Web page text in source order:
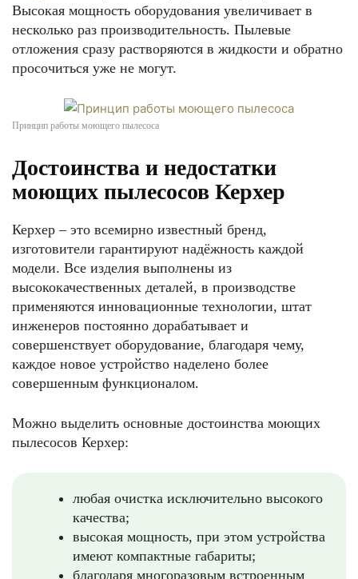
Высокая мощность оборудования увеличивает в
несколько раз производительность. Пылевые
отложения сразу растворяются в жидкости и обратно
просочиться уже не могут.
Принцип работы моющего пылесоса
Достоинства и недостатки
моющих пылесосов Керхер
Керхер – это всемирно известный бренд,
изготовители гарантируют надёжность каждой
модели. Все изделия выполнены из
высококачественных деталей, в производстве
применяются инновационные технологии, штат
инженеров постоянно дорабатывает и
совершенствует оборудование, благодаря чему,
каждое новое устройство наделено более
совершенным функционалом.
Можно выделить основные достоинства моющих
пылесосов Керхер:
любая очистка исключительно высокого
качества;
высокая мощность, при этом устройства
имеют компактные габариты;
благодаря многоразовым встроенным